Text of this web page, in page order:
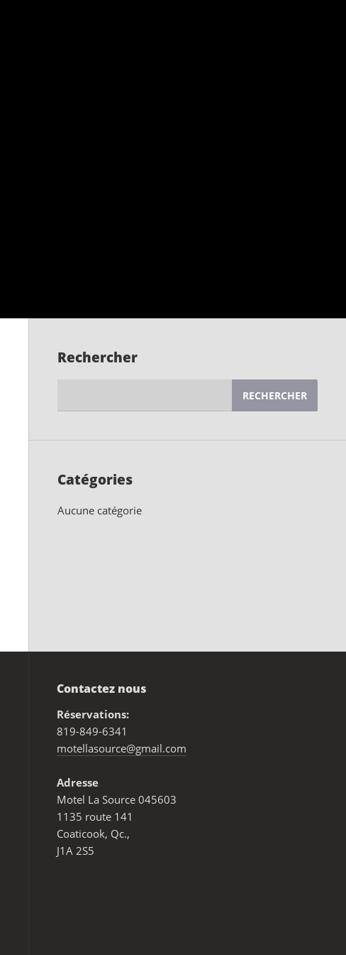
Rechercher
Catégories
Aucune catégorie
Contactez nous
Réservations:
819-849-6341
motellasource@gmail.com
Adresse
Motel La Source 045603
1135 route 141
Coaticook, Qc.,
J1A 2S5